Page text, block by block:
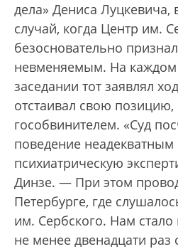
дела» Дениса Луцкевича,
случай, когда Центр им.
безосновательно
невменяемым. На каждом
заседании тот заявлял
отстаивал свою позицию,
гособвинителем. «Суд
поведение
психиатрическую
Динзе. — При этом
Петербурге, где
им. Сербского. Нам стало
не менее двенадцати раз